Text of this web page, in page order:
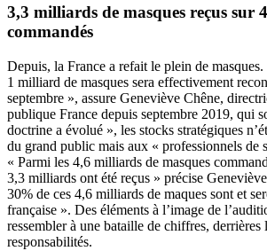
3,3 milliards de masques reçus sur
commandés
Depuis, la France a refait le plein de
1 milliard de masques sera effectivement
septembre », assure Geneviève Chêne,
publique France depuis septembre 2019, qui
doctrine a évolué », les stocks stratégiques
du grand public mais aux « professionnels de
« Parmi les 4,6 milliards de masques
3,3 milliards ont été reçus » précise
30% de ces 4,6 milliards de maques sont et
française ». Des éléments à l’image de
ressembler à une bataille de chiffres, derrières
responsabilités.